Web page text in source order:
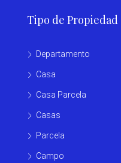
Tipo de Propiedad
Departamento
Casa
Casa Parcela
Casas
Parcela
Campo